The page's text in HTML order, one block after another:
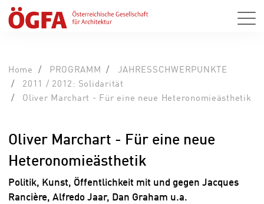
Home PROGRAMM
JAHRESSCHWERPUNKTE
2011 / 2012: Solidarität
Oliver Marchart - Für eine neue Heteronomieästhetik
Oliver Marchart - Für eine neue
Heteronomieästhetik
Politik, Kunst, Öffentlichkeit mit und gegen Jacques
Rancière, Alfredo Jaar, Dan Graham u.a.